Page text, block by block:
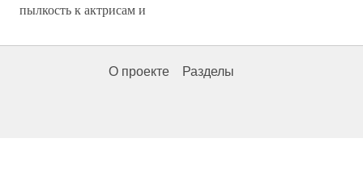
пылкость к актрисам и
О проекте Разделы